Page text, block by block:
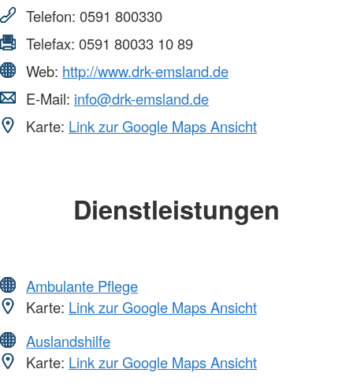
Telefon: 0591 800330
Telefax: 0591 80033 10 89
Web: http://www.drk-emsland.de
E-Mail: info@drk-emsland.de
Karte: Link zur Google Maps Ansicht
Dienstleistungen
Ambulante Pflege
Karte: Link zur Google Maps Ansicht
Auslandshilfe
Karte: Link zur Google Maps Ansicht